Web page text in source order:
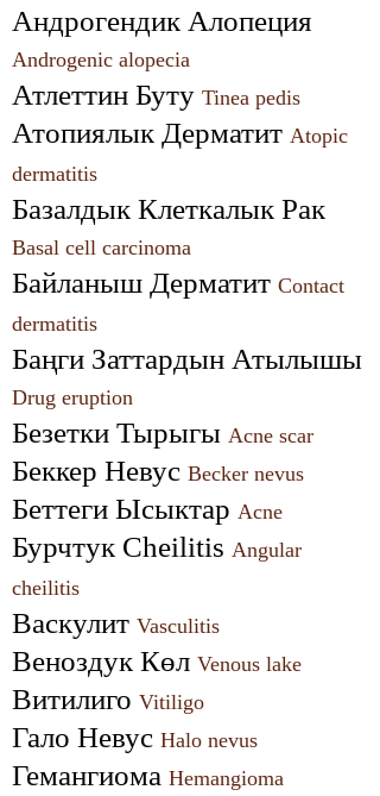
Androgenic alopecia
Атлеттин Буту Tinea pedis
Атопиялык Дерматит Atopic
dermatitis
Basal cell carcinoma
Байланыш Дерматит Contact
dermatitis
Drug eruption
Безетки Тырыгы Acne scar
Беккер Невус Becker nevus
Беттеги Ысыктар Acne
Бурчтук Cheilitis Angular
cheilitis
Васкулит Vasculitis
Веноздук Көл Venous lake
Витилиго Vitiligo
Гало Невус Halo nevus
Гемангиома Hemangioma